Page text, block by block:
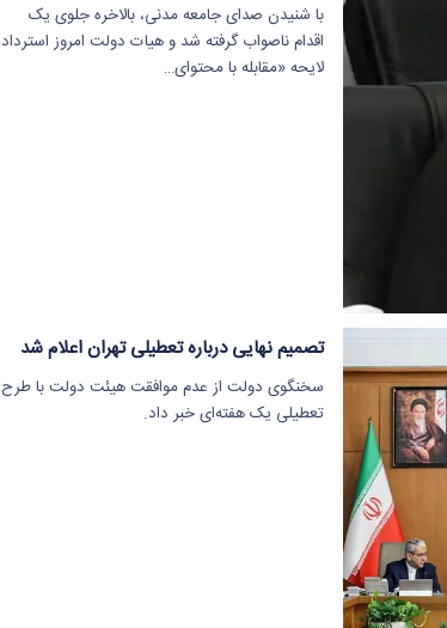
با شنیدن صدای جامعه مدنی، بالاخره جلوی یک
اقدام ناصواب گرفته شد و هیات دولت امروز استرداد
لایحه «مقابله با محتوای…
تصمیم نهایی درباره تعطیلی تهران اعلام شد
سخنگوی دولت از عدم موافقت هیئت دولت با طرح
تعطیلی یک هفته‌ای خبر داد.